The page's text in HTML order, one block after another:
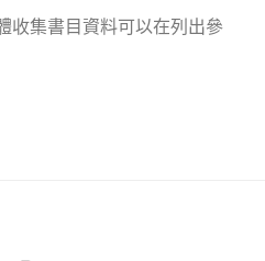
收集書目資料可以在列出參